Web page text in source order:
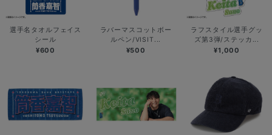
選手名タオルフェイス
シール
¥600
ラバーマスコットボー
ルペン/VISIT...
¥500
ラフスタイル選手グッ
ズ第3弾/ステッカ...
¥1,000